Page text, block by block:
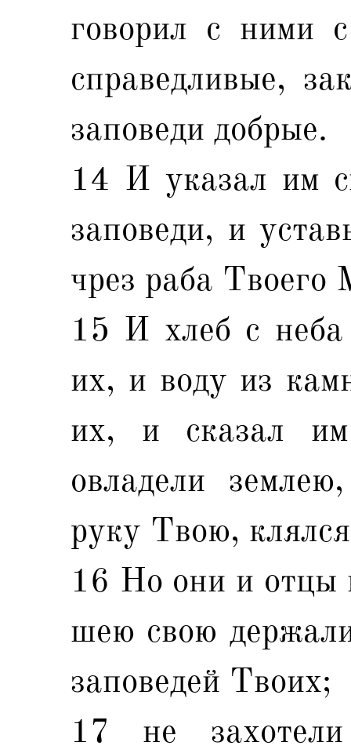
говорил с ними
справедливые,
заповеди добрые.
14 И указал им
заповеди, и
чрез раба Твоего
15 И хлеб с
их, и воду из
их, и сказал
овладели
руку Твою,
16 Но они и отцы
шею свою
заповедей Твоих;
17 не